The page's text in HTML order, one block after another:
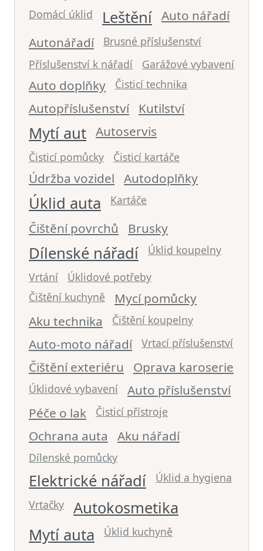
Domácí úklid
Leštění Auto nářadí
Autonářadí
Brusné příslušenství
Příslušenství k nářadí
Garážové vybavení
Auto doplňky Čisticí technika
Autopříslušenství Kutilství
Mytí aut Autoservis
Čisticí pomůcky Čisticí kartáče
Údržba vozidel Autodoplňky
Úklid auta Kartáče
Čištění povrchů Brusky
Dílenské nářadí
Úklid koupelny
Vrtání
Úklidové potřeby
Čištění kuchyně
Mycí pomůcky
Aku technika
Čištění koupelny
Auto-moto nářadí Vrtací příslušenství
Čištění exteriéru Oprava karoserie
Úklidové vybavení
Auto příslušenství
Péče o lak
Čisticí přístroje
Ochrana auta Aku nářadí
Dílenské pomůcky
Elektrické nářadí
Úklid a hygiena
Vrtačky
Autokosmetika
Mytí auta
Úklid kuchyně